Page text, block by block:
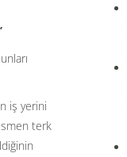
iş yerini
terk